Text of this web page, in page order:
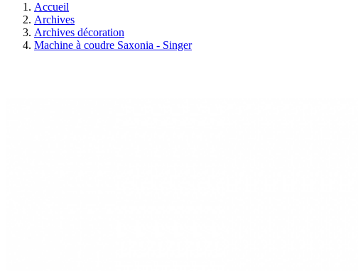
Accueil
Archives
Archives décoration
Machine à coudre Saxonia - Singer